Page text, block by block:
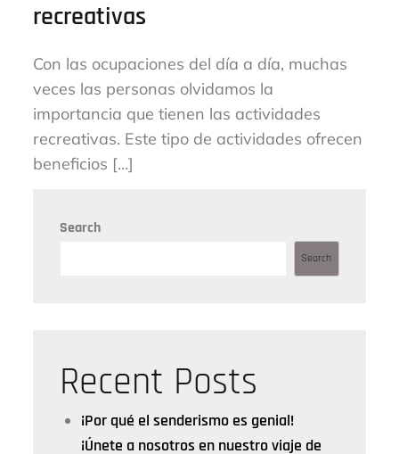
recreativas
Con las ocupaciones del día a día, muchas
veces las personas olvidamos la
importancia que tienen las actividades
recreativas. Este tipo de actividades ofrecen
beneficios […]
Search
Search
Recent Posts
¡Por qué el senderismo es genial!
¡Únete a nosotros en nuestro viaje de